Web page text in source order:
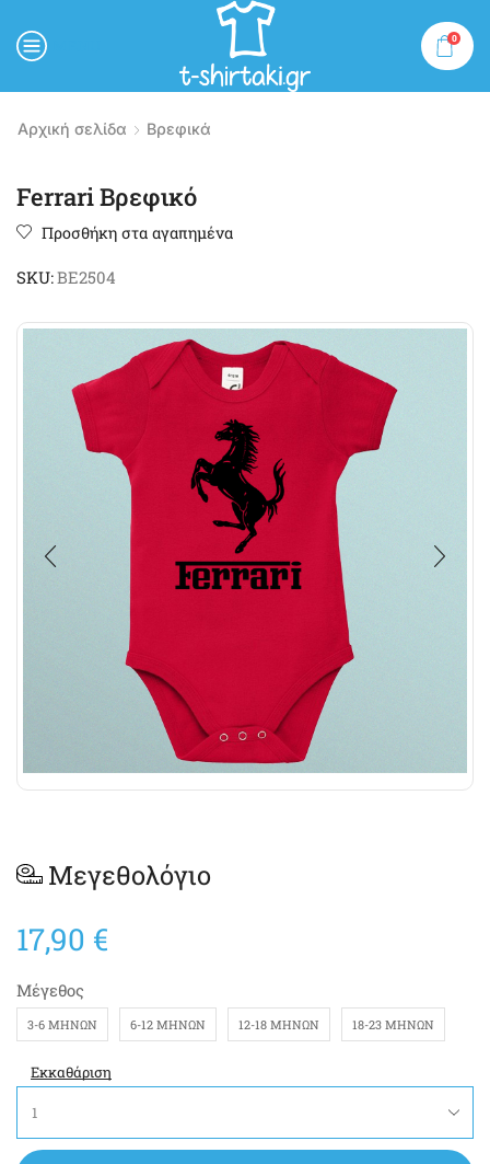
0
Αρχική σελίδα Βρεφικά
Ferrari Βρεφικό
Προσθήκη στα αγαπημένα
SKU:BE2504
Μεγεθολόγιο
17,90 €
Μέγεθος
3-6 ΜΗΝΏΝ 6-12 ΜΗΝΏΝ 12-18 ΜΗΝΏΝ 18-23 ΜΗΝΏΝ
Εκκαθάριση